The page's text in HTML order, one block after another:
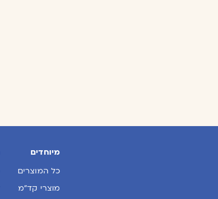
מיוחדים
כל המוצרים
מוצרי קד״מ